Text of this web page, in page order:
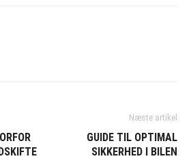
Næste artikel
GUIDE TIL OPTIMAL
SIKKERHED I BILEN